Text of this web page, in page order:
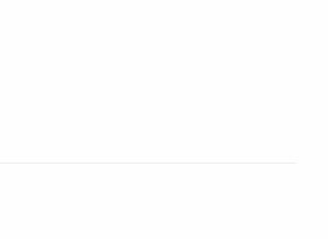
Services